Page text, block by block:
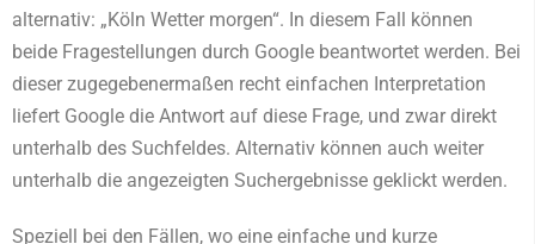
alternativ: „Köln Wetter morgen“. In diesem Fall können
beide Fragestellungen durch Google beantwortet werden. Bei
dieser zugegebenermaßen recht einfachen Interpretation
liefert Google die Antwort auf diese Frage, und zwar direkt
unterhalb des Suchfeldes. Alternativ können auch weiter
unterhalb die angezeigten Suchergebnisse geklickt werden.
Speziell bei den Fällen, wo eine einfache und kurze